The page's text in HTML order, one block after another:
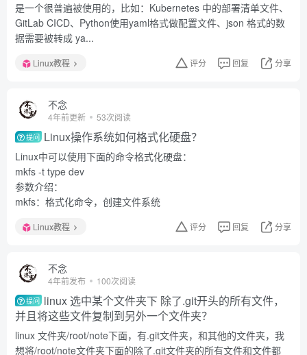
是一个很普遍被使用的，比如：Kubernetes 中的部署清单文件、
GitLab CICD、Python使用yaml格式做配置文件、json 格式的数
据需要被转成 ya...
Linux教程 评分 回复 分享
不念
4年前更新 53次阅读
提问 Linux操作系统如何格式化硬盘？
Linux中可以使用下面的命令格式化硬盘：
mkfs -t type dev
参数介绍：
mkfs：格式化命令，创建文件系统
Linux教程 评分 回复 分享
不念
4年前发布 100次阅读
提问 linux 选中某个文件夹下 除了.git开头的所有文件，
并且将这些文件复制到另外一个文件夹？
linux 文件夹/root/note下面，有.git文件夹，和其他的文件夹，我
想将/root/note文件夹下面的除了.git文件夹的所有文件和文件都